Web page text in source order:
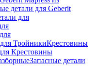
детали для Geberit
для
ТройникиКрестовины
Крестовины
Запасные детали